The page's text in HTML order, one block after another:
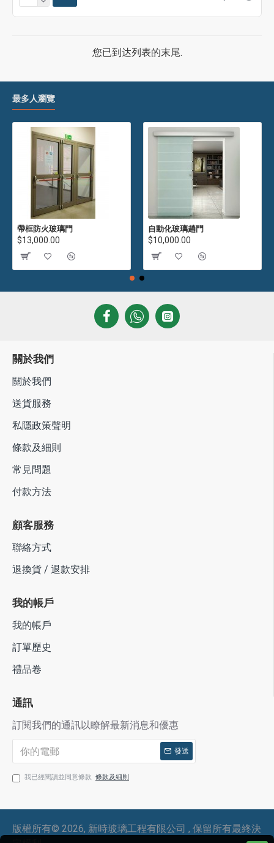
您已到达列表的末尾.
最多人瀏覽
帶框防火玻璃門
$13,000.00
自動化玻璃趟門
$10,000.00
關於我們
關於我們
送貨服務
私隱政策聲明
條款及細則
常見問題
付款方法
顧客服務
聯絡方式
退換貨 / 退款安排
我的帳戶
我的帳戶
訂單歷史
禮品卷
通訊
訂閱我們的通訊以瞭解最新消息和優惠
發送
我已經閱讀並同意條款 條款及細則
版權所有© 2026, 新時玻璃工程有限公司 , 保留所有最終決